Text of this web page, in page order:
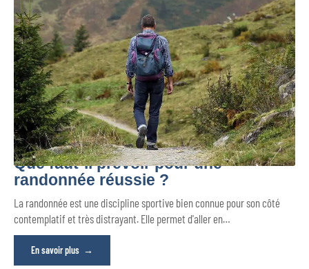
Que faut-il prévoir pour une
randonnée réussie ?
La randonnée est une discipline sportive bien connue pour son côté
contemplatif et très distrayant. Elle permet d'aller en…
En savoir plus